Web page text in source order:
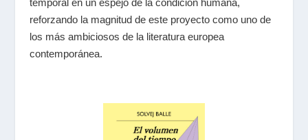
temporal en un espejo de la condición humana,
reforzando la magnitud de este proyecto como uno de
los más ambiciosos de la literatura europea
contemporánea.